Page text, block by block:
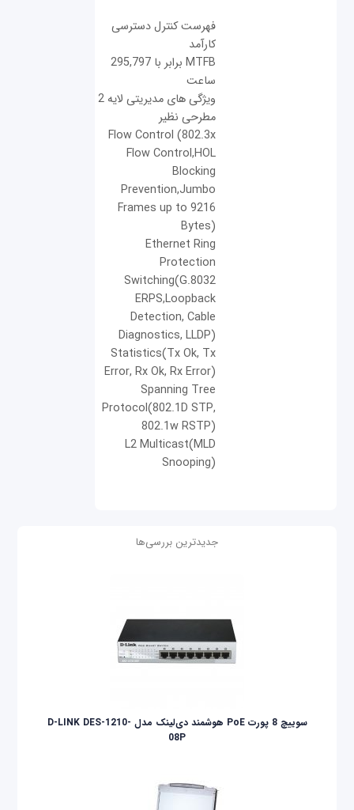
فهرست کنترل دسترسی
کارآمد
MTFB برابر با 295,797
ساعت
ویژگی های مدیریتی لایه 2
مطرحی نظیر
Flow Control (802.3x
Flow Control,HOL
Blocking
Prevention,Jumbo
Frames up to 9216
Bytes)
Ethernet Ring
Protection
Switching(G.8032
ERPS,Loopback
Detection, Cable
Diagnostics, LLDP)
Statistics(Tx Ok, Tx
Error, Rx Ok, Rx Error)
Spanning Tree
Protocol(802.1D STP,
802.1w RSTP)
L2 Multicast(MLD
Snooping)
جدیدترین بررسی‌ها
سوییچ 8 پورت PoE هوشمند دی‌لینک مدل D-LINK DES-1210-
08P